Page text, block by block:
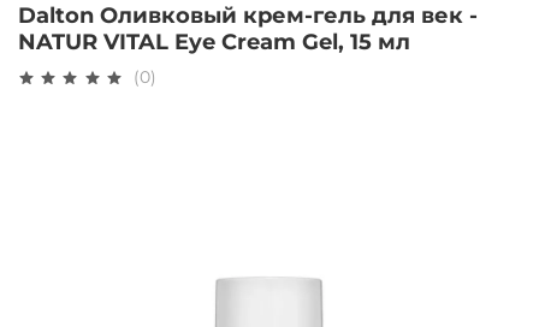
Dalton Оливковый крем-гель для век -
NATUR VITAL Eye Cream Gel, 15 мл
(0)